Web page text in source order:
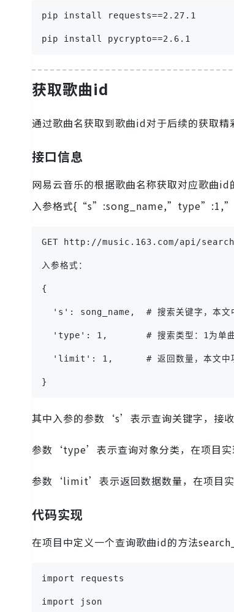
pip install requests==2.27.1
pip install pycrypto==2.6.1
获取歌曲id
通过歌曲名获取到歌曲id对于后续的获取精
接口信息
网易云音乐的根据歌曲名称获取对应歌
入参格式
GET http://music.163.com/api/
入参格式：
{
's': song_name,  # 搜索关键字，本文
'type': 1,       # 搜索类型：1为单曲
'limit': 1,      # 返回数量，本文中
}
其中入参的参数‘s’表示查询关键字，接收
参数‘type’表示查询对象分类，在项目实
参数‘limit’表示返回数据数量，在项目实
代码实现
在项目中定义一个查询歌曲id的方法
import requests
import json